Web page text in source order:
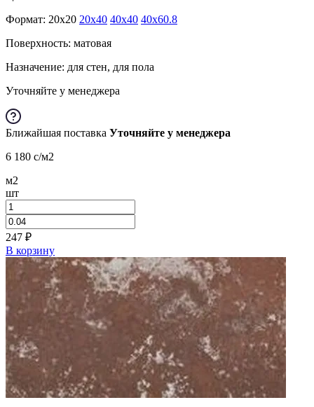
Формат: 20x20 20x40 40x40 40x60.8
Поверхность: матовая
Назначение: для стен, для пола
Уточняйте у менеджера
Ближайшая поставка Уточняйте у менеджера
6 180 c/м2
м2
шт
247 ₽
В корзину